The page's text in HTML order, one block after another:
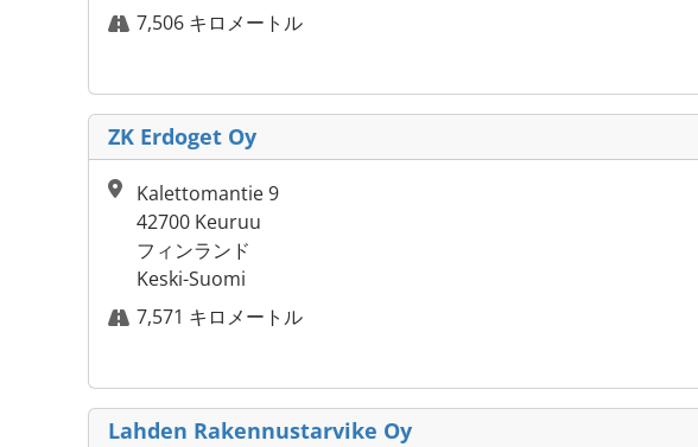
7,506 キロメートル
ZK Erdoget Oy
Kalettomantie 9
42700 Keuruu
フィンランド
Keski-Suomi
7,571 キロメートル
Lahden Rakennustarvike Oy